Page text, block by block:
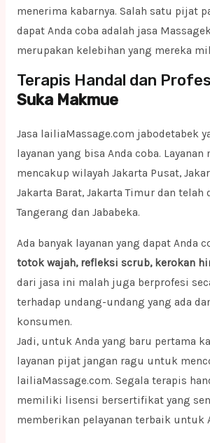
menerima kabarnya. Salah satu pijat
dapat Anda coba adalah jasa
merupakan kelebihan yang mereka
Terapis Handal dan
Suka Makmue
Jasa lailiaMassage.com jabodetabek
layanan yang bisa Anda coba. Layanan
mencakup wilayah Jakarta Pusat,
Jakarta Barat, Jakarta Timur dan telah
Tangerang dan Jababeka.
Ada banyak layanan yang dapat Anda
totok wajah, refleksi scrub, kerokan
dari jasa ini malah juga berprofesi
terhadap undang-undang yang ada
konsumen.
Jadi, untuk Anda yang baru pertama
layanan pijat jangan ragu untuk
lailiaMassage.com. Segala terapis
memiliki lisensi bersertifikat yang
memberikan pelayanan terbaik untuk